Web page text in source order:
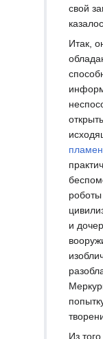
свой
Итак,
роботы
и
Из